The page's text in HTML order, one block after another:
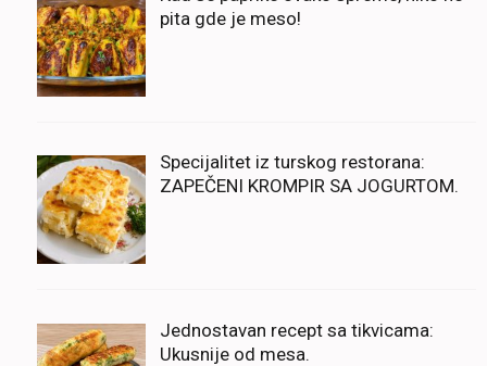
pita gde je meso!
Specijalitet iz turskog restorana:
ZAPEČENI KROMPIR SA JOGURTOM.
Jednostavan recept sa tikvicama:
Ukusnije od mesa.